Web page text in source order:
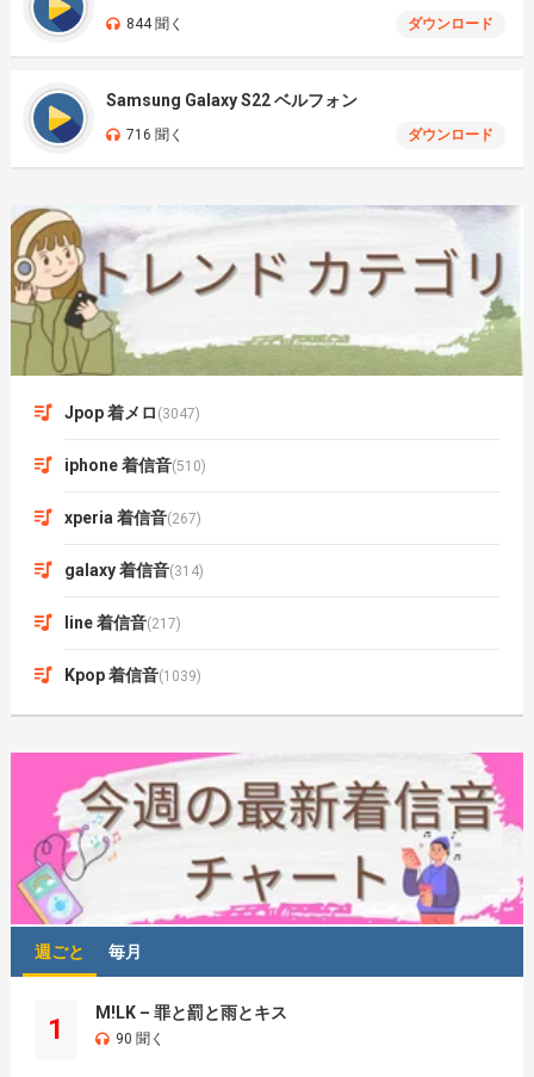
844 聞く ダウンロード
Samsung Galaxy S22 ベルフォン
716 聞く ダウンロード
Jpop 着メロ (3047)
iphone 着信音(510)
xperia 着信音(267)
galaxy 着信音(314)
line 着信音(217)
Kpop 着信音(1039)
週ごと 毎月
1
M!LK – 罪と罰と雨とキス
90 聞く